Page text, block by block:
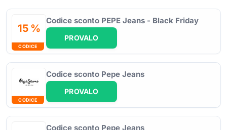
15 %
CODICE
Codice sconto PEPE Jeans - Black Friday
PROVALO
CODICE
Codice sconto Pepe Jeans
PROVALO
Codice sconto Pepe Jeans